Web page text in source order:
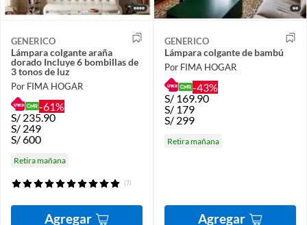
GENERICO
Lámpara colgante araña
dorado Incluye 6 bombillas de
3 tonos de luz
Por FIMA HOGAR
-61%
S/ 235.90
S/ 249
S/600
Retira mañana
(7)
Agregar
GENERICO
Lámpara colgante de bambú
Por FIMA HOGAR
-43%
S/ 169.90
S/ 179
S/ 299
Retira mañana
Agregar